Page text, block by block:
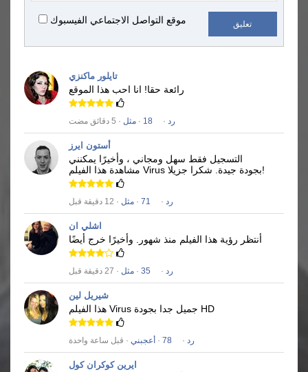
موقع التواصل الاجتماعي الفيسبوك تعليق
تايلور ماكنزي
رائعة حقا! انا احب هذا الموقع
رد ·
18
· مثل · 5 دقائق مضت
أستون ايرز
التسجيل فقط سهل ومجاني ، وأخيرًا يمكنني
Virus بجودة جيدة.شكرا جزيلا!
رد ·
71
· مثل · 12 دقيقة قبل
اشلي ان
أنتظر رؤية هذا الفيلم منذ شهور. وأخيرًا خرج أيضًا
رد ·
35
· مثل · 27 دقيقة قبل
شيريل لين
Virus جميل جدا بجودة HD
رد ·
78
· أعجبني · قبل ساعة واحدة
ايرين كوكران كول